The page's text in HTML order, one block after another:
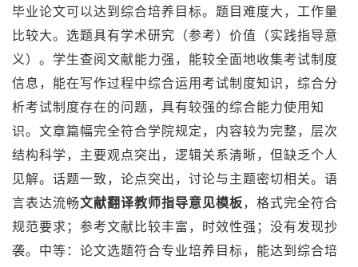
毕业论文可以达到综合培养目标。题目难度大，工作量
比较大。选题具有学术研究（参考）价值（实践指导意
义）。学生查阅文献能力强，能较全面地收集考试制度
信息，能在写作过程中综合运用考试制度知识，综合分
析考试制度存在的问题，具有较强的综合能力使用知
识。文章篇幅完全符合学院规定，内容较为完整，层次
结构科学，主要观点突出，逻辑关系清晰，但缺乏个人
见解。话题一致，论点突出，讨论与主题密切相关。语
言表达流畅文献翻译教师指导意见模板，格式完全符合
规范要求；参考文献比较丰富，时效性强；没有发现抄
袭。中等：论文选题符合专业培养目标，能达到综合培